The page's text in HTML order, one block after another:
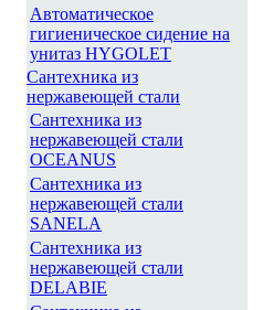
Автоматическое
гигиеническое сидение на
унитаз HYGOLET
Сантехника из
нержавеющей стали
Сантехника из
нержавеющей стали
OCEANUS
Сантехника из
нержавеющей стали
SANELA
Сантехника из
нержавеющей стали
DELABIE